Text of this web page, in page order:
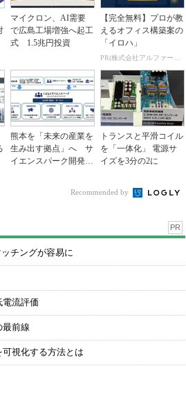
マイクロン、AI需要
で広島工場増強へ起工
式 1.5兆円投資
【完全無料】プロが教
えるオフィス構築案の
「イロハ」
PR(株式会社アルファーテクノ)
熊本を「未来の産業を
生み出す拠点」へ サ
イエンスパーク開発進
トランスと平滑コイル
を「一体化」 電源サ
イズを3分の2に
Recommended by
PR
チングが容易に
流評価
前線
視化する方法とは